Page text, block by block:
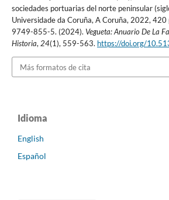
sociedades portuarias del norte peninsular
Universidade da Coruña, A Coruña, 2022,
9749-855-5. (2024). Vegueta: Anuario De La
Historia,24(1), 559-563. https://doi.org/
Más formatos de cita
Idioma
English
Español